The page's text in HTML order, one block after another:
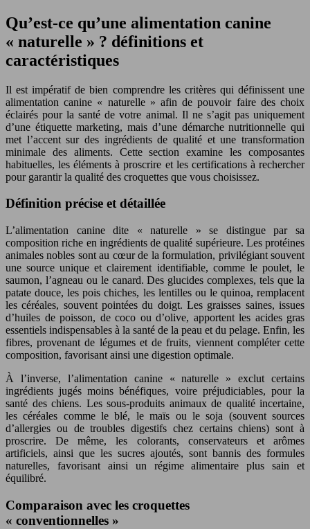
Qu’est-ce qu’une alimentation canine
« naturelle » ? définitions et
caractéristiques
Il est impératif de bien comprendre les critères qui définissent une
alimentation canine « naturelle » afin de pouvoir faire des choix
éclairés pour la santé de votre animal. Il ne s’agit pas uniquement
d’une étiquette marketing, mais d’une démarche nutritionnelle qui
met l’accent sur des ingrédients de qualité et une transformation
minimale des aliments. Cette section examine les composantes
habituelles, les éléments à proscrire et les certifications à rechercher
pour garantir la qualité des croquettes que vous choisissez.
Définition précise et détaillée
L’alimentation canine dite « naturelle » se distingue par sa
composition riche en ingrédients de qualité supérieure. Les protéines
animales nobles sont au cœur de la formulation, privilégiant souvent
une source unique et clairement identifiable, comme le poulet, le
saumon, l’agneau ou le canard. Des glucides complexes, tels que la
patate douce, les pois chiches, les lentilles ou le quinoa, remplacent
les céréales, souvent pointées du doigt. Les graisses saines, issues
d’huiles de poisson, de coco ou d’olive, apportent les acides gras
essentiels indispensables à la santé de la peau et du pelage. Enfin, les
fibres, provenant de légumes et de fruits, viennent compléter cette
composition, favorisant ainsi une digestion optimale.
À l’inverse, l’alimentation canine « naturelle » exclut certains
ingrédients jugés moins bénéfiques, voire préjudiciables, pour la
santé des chiens. Les sous-produits animaux de qualité incertaine,
les céréales comme le blé, le maïs ou le soja (souvent sources
d’allergies ou de troubles digestifs chez certains chiens) sont à
proscrire. De même, les colorants, conservateurs et arômes
artificiels, ainsi que les sucres ajoutés, sont bannis des formules
naturelles, favorisant ainsi un régime alimentaire plus sain et
équilibré.
Comparaison avec les croquettes
« conventionnelles »